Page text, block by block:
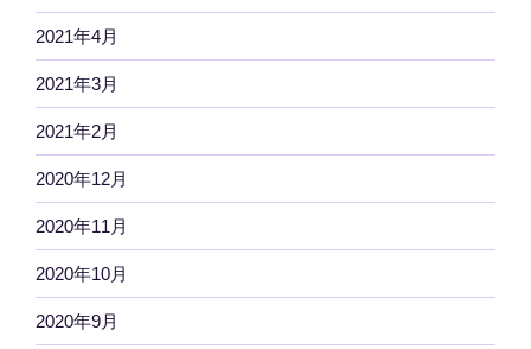
2021年4月
2021年3月
2021年2月
2020年12月
2020年11月
2020年10月
2020年9月